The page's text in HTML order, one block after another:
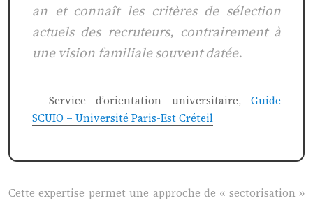
an et connaît les critères de sélection
actuels des recruteurs, contrairement à
une vision familiale souvent datée.
– Service d’orientation universitaire, Guide
SCUIO – Université Paris-Est Créteil
Cette expertise permet une approche de « sectorisation »